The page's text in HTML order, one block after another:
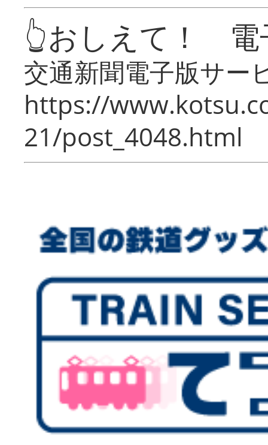
👆おしえて！ 電
交通新聞電子版サー
https://
21/post_4048.html